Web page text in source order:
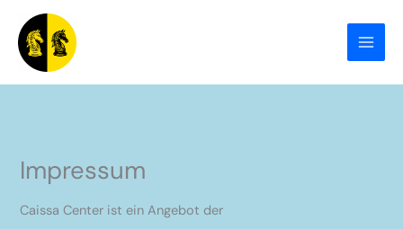
Inhalt
springen
Impressum
Caissa Center ist ein Angebot der